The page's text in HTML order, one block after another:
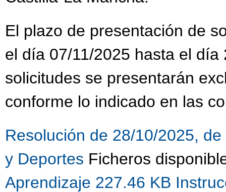
El plazo de presentación de
el día 07/11/2025 hasta el
solicitudes se presentarán
conforme lo indicado en las
Resolución de 28/10/2025,
y Deportes Ficheros
Aprendizaje 227.46 KB